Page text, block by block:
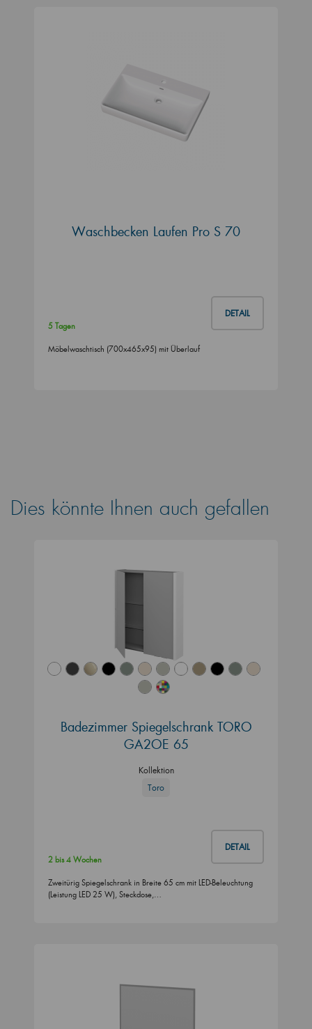
Waschbecken Laufen Pro S 70
DETAIL
5 Tagen
Möbelwaschtisch (700x465x95) mit Überlauf
Dies könnte Ihnen auch gefallen
Badezimmer Spiegelschrank TORO
GA2OE 65
Kollektion
Toro
DETAIL
2 bis 4 Wochen
Zweitürig Spiegelschrank in Breite 65 cm mit LED-Beleuchtung
(Leistung LED 25 W), Steckdose,…